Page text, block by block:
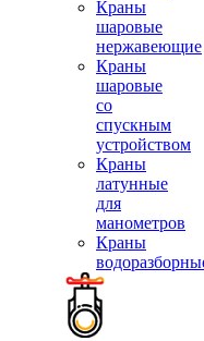
Краны
шаровые
нержавеющие
Краны
шаровые
со
спускным
устройством
Краны
латунные
для
манометров
Краны